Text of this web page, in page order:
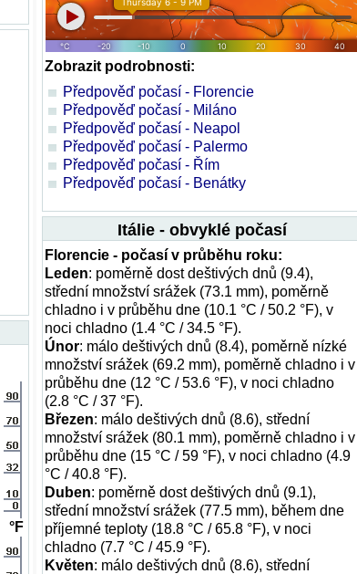
°F
Zobrazit podrobnosti:
Předpověď počasí - Florencie
Předpověď počasí - Miláno
Předpověď počasí - Neapol
Předpověď počasí - Palermo
Předpověď počasí - Řím
Předpověď počasí - Benátky
Itálie - obvyklé počasí
Florencie - počasí v průběhu roku:
Leden: poměrně dost deštivých dnů (9.4),
střední množství srážek (73.1 mm), poměrně
chladno i v průběhu dne (10.1 °C / 50.2 °F), v
noci chladno (1.4 °C / 34.5 °F).
Únor: málo deštivých dnů (8.4), poměrně nízké
množství srážek (69.2 mm), poměrně chladno i v
průběhu dne (12 °C / 53.6 °F), v noci chladno
(2.8 °C / 37 °F).
Březen: málo deštivých dnů (8.6), střední
množství srážek (80.1 mm), poměrně chladno i v
průběhu dne (15 °C / 59 °F), v noci chladno (4.9
°C / 40.8 °F).
Duben: poměrně dost deštivých dnů (9.1),
střední množství srážek (77.5 mm), během dne
příjemné teploty (18.8 °C / 65.8 °F), v noci
chladno (7.7 °C / 45.9 °F).
Květen: málo deštivých dnů (8.6), střední